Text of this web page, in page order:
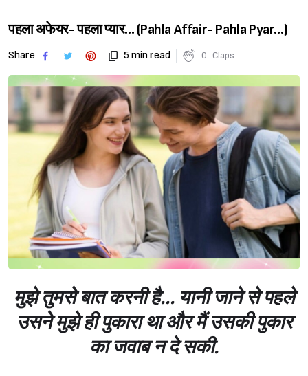
पहला अफेयर- पहला प्यार… (Pahla Affair- Pahla Pyar…)
Share 5 min read 0 Claps
मुझे तुमसे बात करनी है... यानी जाने से पहले
उसने मुझे ही पुकारा था और मैं उसकी पुकार
का जवाब न दे सकी.